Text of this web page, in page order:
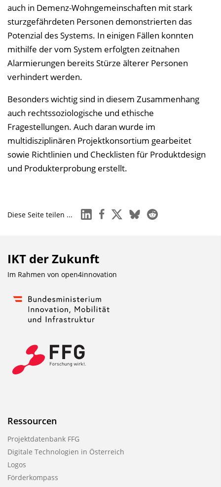
auch in Demenz-Wohngemeinschaften mit stark
sturzgefährdeten Personen demonstrierten das
Potenzial des Systems. In einigen Fällen konnten
mithilfe der vom System erfolgten zeitnahen
Alarmierungen bereits Stürze älterer Personen
verhindert werden.
Besonders wichtig sind in diesem Zusammenhang
auch rechtssoziologische und ethische
Fragestellungen. Auch daran wurde im
multidisziplinären Projektkonsortium gearbeitet
sowie Richtlinien und Checklisten für Produktdesign
und Produkterprobung erstellt.
Diese Seite teilen ... linkedinfacebook
x blueskyreddit
IKT der Zukunft
Im Rahmen von open4innovation
Ressourcen
Projektdatenbank FFG
Digitale Technologien in Österreich
Logos
Förderkompass